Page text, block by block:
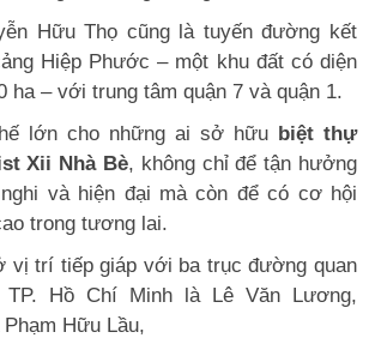
Hữu Thọ cũng là tuyến đường kết
Hiệp Phước – một khu đất có diện
ha – với trung tâm quận 7 và quận 1.
lớn cho những ai sở hữu biệt thự
Xii Nhà Bè, không chỉ để tận hưởng
và hiện đại mà còn để có cơ hội
trong tương lai.
vị trí tiếp giáp với ba trục đường quan
TP. Hồ Chí Minh là Lê Văn Lương,
Hữu Lầu,